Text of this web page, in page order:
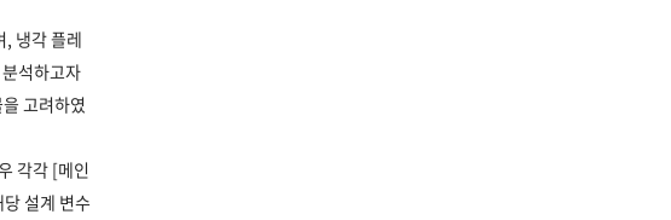
, 냉각 플레
석하고자
고려하였
각각 [메인
설계 변수